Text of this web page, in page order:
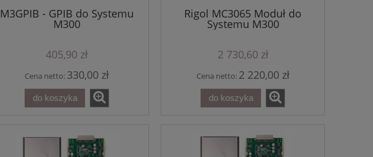
M3GPIB - GPIB do Systemu
M300
405,90 zł
Cena netto: 330,00 zł
do koszyka
Rigol MC3065 Moduł do
Systemu M300
2 730,60 zł
Cena netto: 2 220,00 zł
do koszyka